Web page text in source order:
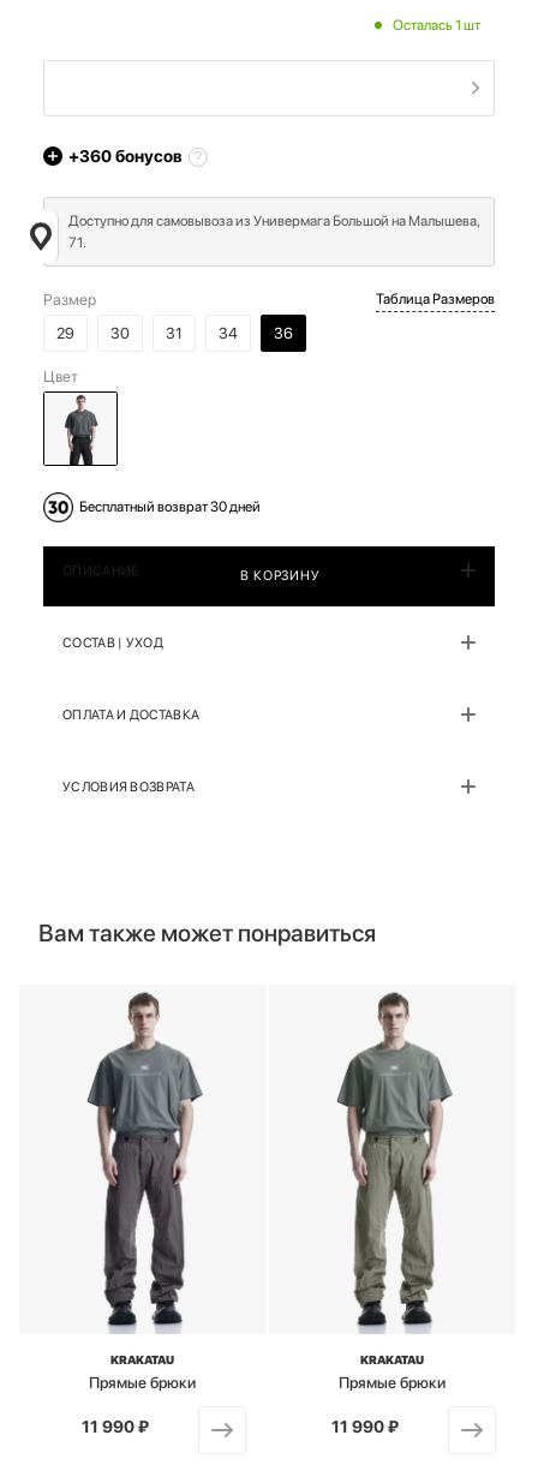
Осталась 1 шт
+360бонусов
Доступно для самовывоза из Универмага Большой на Малышева,
71.
Размер
29
30 31 34 36
Таблица Размеров
Цвет
Бесплатный возврат 30 дней
В КОРЗИНУ
ОПИСАНИЕ
СОСТАВ | УХОД
ОПЛАТА И ДОСТАВКА
УСЛОВИЯ ВОЗВРАТА
Вам также может понравиться
KRAKATAU
Прямые брюки
от
11 990 ₽
KRAKATAU
Прямые брюки
от
11 990 ₽